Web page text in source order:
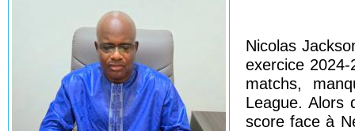
Nicolas
exercice 2024-
matchs,
League. Alors
score face à